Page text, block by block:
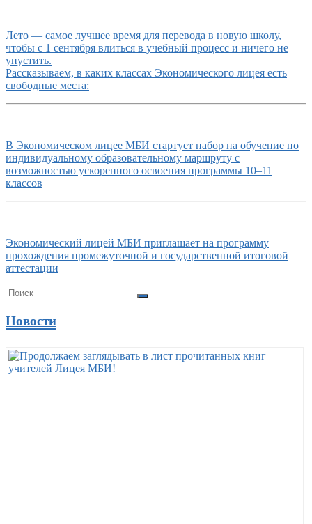
Лето — самое лучшее время для перевода в новую школу,
чтобы с 1 сентября влиться в учебный процесс и ничего не
упустить.
Рассказываем, в каких классах Экономического лицея есть
свободные места:
В Экономическом лицее МБИ стартует набор на обучение по
индивидуальному образовательному маршруту с
возможностью ускоренного освоения программы 10–11
классов
Экономический лицей МБИ приглашает на программу
прохождения промежуточной и государственной итоговой
аттестации
Новости